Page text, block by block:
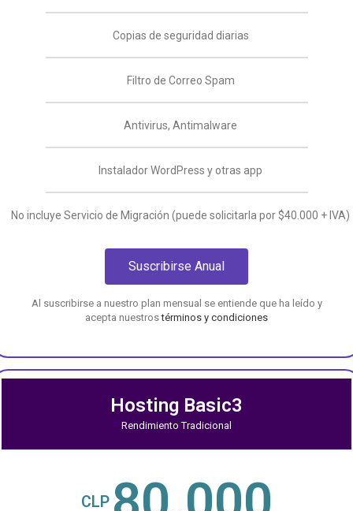
Copias de seguridad diarias
Filtro de Correo Spam
Antivirus, Antimalware
Instalador WordPress y otras app
No incluye Servicio de Migración (puede solicitarla por $40.000 + IVA)
Suscribirse Anual
Al suscribirse a nuestro plan mensual se entiende que ha leído y
acepta nuestrostérminos y condiciones
Hosting Basic3
Rendimiento Tradicional
CLP